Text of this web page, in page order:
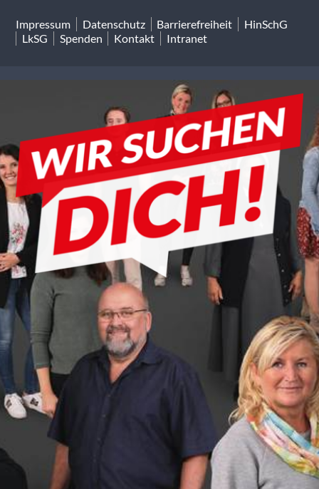
Impressum Datenschutz Barrierefreiheit
HinSchG
LkSG
Spenden Kontakt Intranet